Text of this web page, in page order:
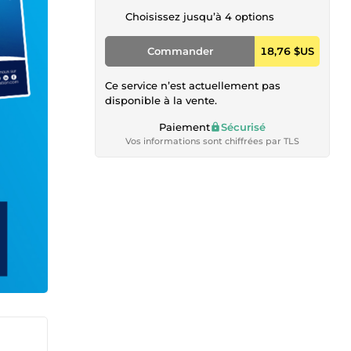
Choisissez jusqu’à 4 options
Commander 18,76 $US
Ce service n’est actuellement pas
disponible à la vente.
Paiement Sécurisé
Vos informations sont chiffrées par TLS